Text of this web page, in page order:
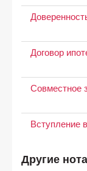
Договор
Совместное
Вступление
Другие